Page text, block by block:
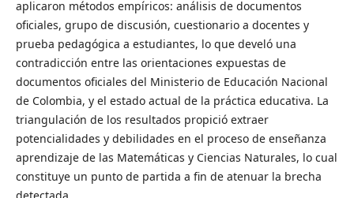
aplicaron métodos empíricos: análisis de documentos
oficiales, grupo de discusión, cuestionario a docentes y
prueba pedagógica a estudiantes, lo que develó una
contradicción entre las orientaciones expuestas de
documentos oficiales del Ministerio de Educación Nacional
de Colombia, y el estado actual de la práctica educativa. La
triangulación de los resultados propició extraer
potencialidades y debilidades en el proceso de enseñanza
aprendizaje de las Matemáticas y Ciencias Naturales, lo cual
constituye un punto de partida a fin de atenuar la brecha